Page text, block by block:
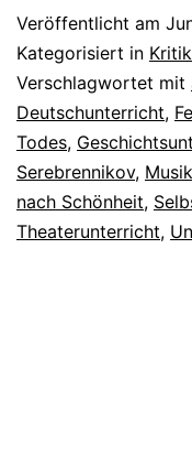
Veröffentlicht am
Kategorisiert in
Verschlagwortet mit
Deutschunterricht,
Todes,
Serebrennikov,
nach Schönheit,
Theaterunterricht,